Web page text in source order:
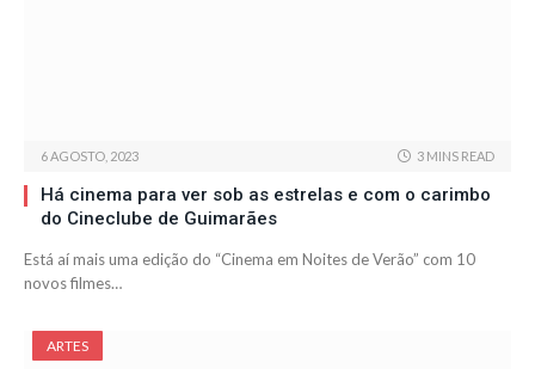
6 AGOSTO, 2023 3 MINS READ
Há cinema para ver sob as estrelas e com o carimbo
do Cineclube de Guimarães
Está aí mais uma edição do “Cinema em Noites de Verão” com 10
novos filmes…
ARTES